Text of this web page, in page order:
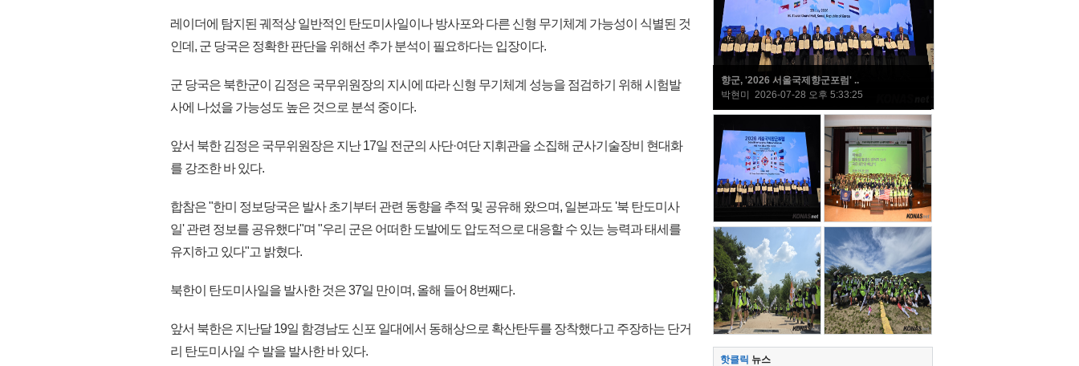
레이더에 탐지된 궤적상 일반적인 탄도미사일이나 방사포와 다른 신형 무기체계 가능성이 식별된 것
인데, 군 당국은 정확한 판단을 위해선 추가 분석이 필요하다는 입장이다.
군 당국은 북한군이 김정은 국무위원장의 지시에 따라 신형 무기체계 성능을 점검하기 위해 시험발
사에 나섰을 가능성도 높은 것으로 분석 중이다.
앞서 북한 김정은 국무위원장은 지난 17일 전군의 사단·여단 지휘관을 소집해 군사기술장비 현대화
를 강조한 바 있다.
합참은 "한미 정보당국은 발사 초기부터 관련 동향을 추적 및 공유해 왔으며, 일본과도 '북 탄도미사
일' 관련 정보를 공유했다"며 "우리 군은 어떠한 도발에도 압도적으로 대응할 수 있는 능력과 태세를
유지하고 있다"고 밝혔다.
북한이 탄도미사일을 발사한 것은 37일 만이며, 올해 들어 8번째다.
앞서 북한은 지난달 19일 함경남도 신포 일대에서 동해상으로 확산탄두를 장착했다고 주장하는 단거
리 탄도미사일 수 발을 발사한 바 있다.
향군, '2026 서울국제향군포럼' ..
박현미 2026-07-28 오후 5:33:25
핫클릭 뉴스